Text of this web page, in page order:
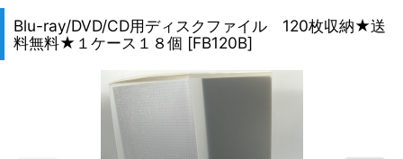
Blu-ray/DVD/CD用ディスクファイル 120枚収納★送
料無料★１ケース１８個 [FB120B]